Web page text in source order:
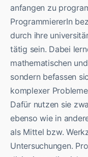
anfangen zu
ProgrammiererIn
durch ihre
tätig sein. Dabei
mathematischen
sondern befassen
komplexer
Dafür nutzen sie
ebenso wie in
als Mittel bzw.
Untersuchungen.